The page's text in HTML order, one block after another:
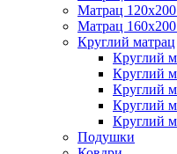
Матрац
Матрац
Круглий матрац
Круглий
Круглий
Круглий
Круглий
Круглий
Подушки